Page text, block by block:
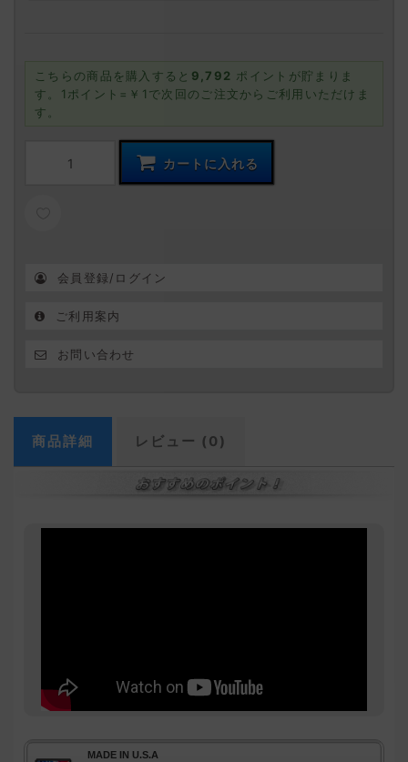
こちらの商品を購入すると 9,792 ポイントが貯まりま
す。1ポイント=￥1で次回のご注文からご利用いただけま
す。
カートに入れる
会員登録/ログイン
ご利用案内
お問い合わせ
商品詳細 レビュー (0)
MADE IN U.S.A